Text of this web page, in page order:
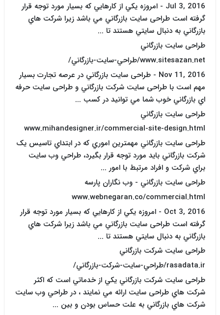
Jul 3, 2016 - امروزه يکي از کارهايي که بسيار مورد توجه قرار
گرفته است طراحی سایت بازرگاني مي باشد زيرا شرکت هاي
بازرگاني به دنبال سايتي هستند تا ...
طراحی سایت بازرگاني
www.sitesazan.net/طراحي-سايت-بازرگاني/
Nov 11, 2016 - طراحی سایت بازرگاني در عرصه تجارت بسيار
مهم است با طراحی سایت شرکت بازرگاني و طراحی سایت حرفه
اي بازرگاني خوب شما مي توانيد در کسب ...
طراحی سایت بازرگاني
www.mihandesigner.ir/commercial-site-design.html
طراحی سایت بازرگاني مهمترين اموري که در ابتداي تاسيس يک
شرکت بازرگاني بايد مورد توجه قرار بگيرد، طراحي وب سايت
براي شرکت و افراد مرتبط با امور ...
طراحی سایت بازرگاني - وب نگاران پارسه
www.webnegaran.co/commercial.html
Oct 3, 2016 - امروزه يکي از کارهايي که بسيار مورد توجه قرار
گرفته است طراحی سایت بازرگاني مي باشد زيرا شرکت هاي
بازرگاني به دنبال سايتي هستند تا ...
طراحی سایت شرکت بازرگاني
rasadata.ir/طراحي-سايت-شرکت-بازرگاني/
طراحی سایت شرکت بازرگاني يکي از خدماتي است که اکثر
شرکت هاي طراحی سایت ارائه مي نمايند ، در طراحي وب سايت
شرکت هاي بازرگاني به علت حساس بودن و بين ...